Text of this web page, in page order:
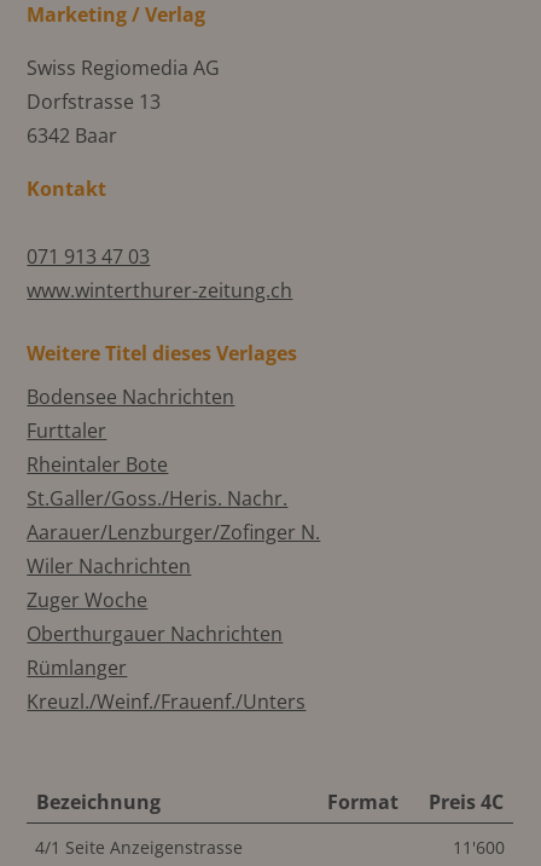
Marketing / Verlag
Swiss Regiomedia AG
Dorfstrasse 13
6342 Baar
Kontakt
071 913 47 03
www.winterthurer-zeitung.ch
Weitere Titel dieses Verlages
Bodensee Nachrichten
Furttaler
Rheintaler Bote
St.Galler/Goss./Heris. Nachr.
Aarauer/Lenzburger/Zofinger N.
Wiler Nachrichten
Zuger Woche
Oberthurgauer Nachrichten
Rümlanger
Kreuzl./Weinf./Frauenf./Unters
Bezeichnung Format Preis 4C
4/1 Seite Anzeigenstrasse
11'600